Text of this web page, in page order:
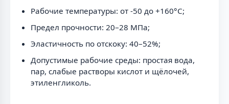
Рабочие температуры: от -50 до +160°C;
Предел прочности: 20–28 МПа;
Эластичность по отскоку: 40–52%;
Допустимые рабочие среды: простая вода,
пар, слабые растворы кислот и щёлочей,
этиленгликоль.